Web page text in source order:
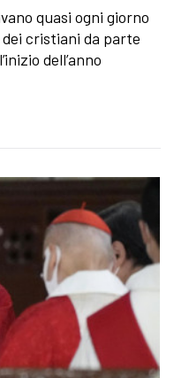
quasi ogni giorno
dei cristiani da parte
dell’anno